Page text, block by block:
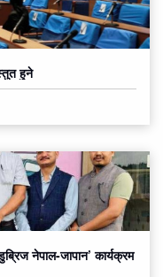
हुने
नेपाल-जापान’ कार्यक्रम